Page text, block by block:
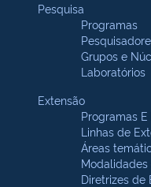
Pesquisa
Programas
Grupos e
Laboratórios
Extensão
Programas
Linhas de
Áreas
Diretrizes de